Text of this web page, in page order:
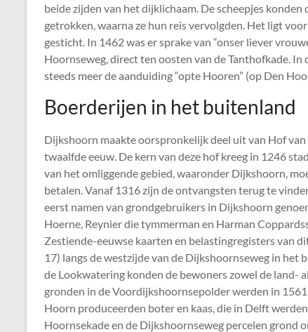
beide zijden van het dijklichaam. De scheepjes
getrokken, waarna ze hun reis vervolgden. Het ligt
gesticht. In 1462 was er sprake van “onser liever
Hoornseweg, direct ten oosten van de Tanthofkade.
steeds meer de aanduiding “opte Hooren” (op Den
Boerderijen in het buitenland
Dijkshoorn maakte oorspronkelijk deel uit van Hof
twaalfde eeuw. De kern van deze hof kreeg in 1246
van het omliggende gebied, waaronder Dijkshoorn,
betalen. Vanaf 1316 zijn de ontvangsten terug te
eerst namen van grondgebruikers in Dijkshoorn
Hoerne, Reynier die tymmerman en Harman
Zestiende-eeuwse kaarten en belastingregisters van
17) langs de westzijde van de Dijkshoornseweg in
de Lookwatering konden de bewoners zowel de land-
gronden in de Voordijkshoornsepolder werden in
Hoorn produceerden boter en kaas, die in Delft
Hoornsekade en de Dijkshoornseweg percelen grond